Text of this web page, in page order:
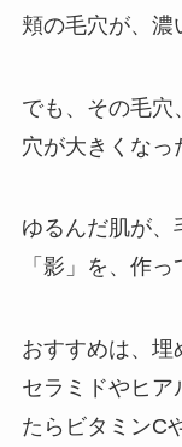
頬の毛穴が、濃
でも、その毛穴、
穴が大きくなっ
ゆるんだ肌が、
「影」を、作っ
おすすめは、埋
セラミドやヒア
たらビタミンC